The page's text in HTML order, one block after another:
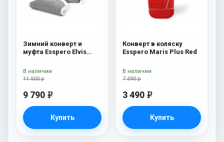
Зимний конверт и
муфта Esspero Elvis
11 500 р
9 790 e
Купить
В наличии
Конверт в коляску
Esspero Maris Plus Red
7 590 р
3 490 e
Купить
В наличии